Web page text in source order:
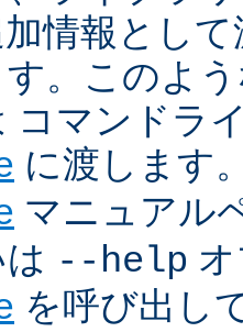
情報とし
。このよ
コマンドラ
に渡します
マニュアル
--help
を呼び出し